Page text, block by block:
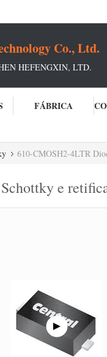
Co., Ltd.
HEFENGXIN, LTD.
FÁBRICA
610-CMOSH2-4LTR
e